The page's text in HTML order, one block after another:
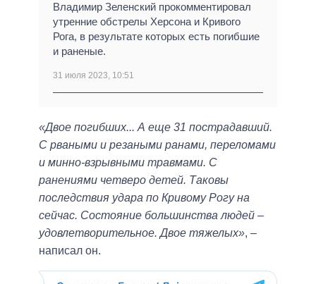
Владимир Зеленский прокомментировал
утренние обстрелы Херсона и Кривого
Рога, в результате которых есть погибшие
и раненые.
31 июля 2023, 10:51
«Двое погибших... А еще 31 пострадавший.
С рваными и резаными ранами, переломами
и минно-взрывными травмами. С
ранениями четверо детей. Таковы
последствия удара по Кривому Рогу на
сейчас. Состояние большинства людей –
удовлетворительное. Двое тяжелых», –
написал он.